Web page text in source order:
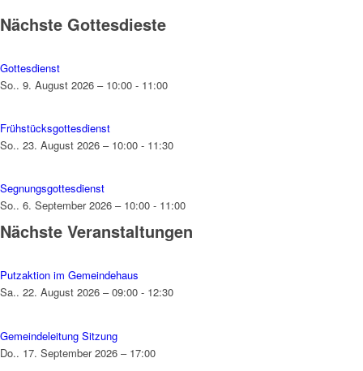
Nächste Gottesdieste
Gottesdienst
So.. 9. August 2026 – 10:00 - 11:00
Frühstücksgottesdienst
So.. 23. August 2026 – 10:00 - 11:30
Segnungsgottesdienst
So.. 6. September 2026 – 10:00 - 11:00
Nächste Veranstaltungen
Putzaktion im Gemeindehaus
Sa.. 22. August 2026 – 09:00 - 12:30
Gemeindeleitung Sitzung
Do.. 17. September 2026 – 17:00